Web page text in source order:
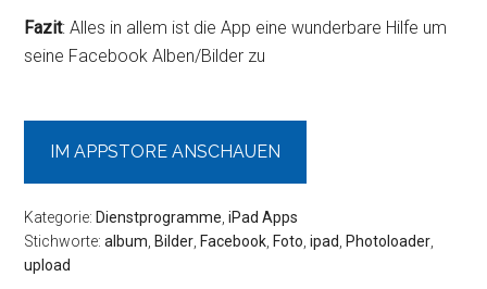
Fazit: Alles in allem ist die App eine wunderbare Hilfe um
seine Facebook Alben/Bilder zu
IM APPSTORE ANSCHAUEN
Kategorie: Dienstprogramme ,iPad Apps
Stichworte:album Bilder Facebook Foto ,ipad Photoloader
upload